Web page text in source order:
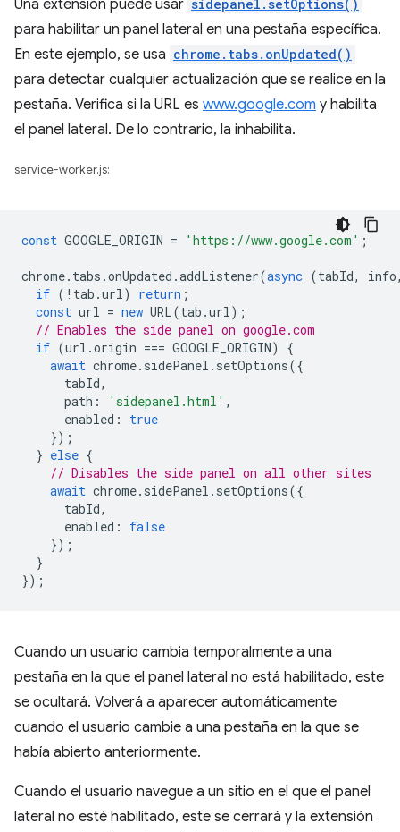
Una extensión puede usar sidepanel.setOptions()
para habilitar un panel lateral en una pestaña específica.
En este ejemplo, se usa chrome.tabs.onUpdated()
para detectar cualquier actualización que se realice en la
pestaña. Verifica si la URL es www.google.com y habilita
el panel lateral. De lo contrario, la inhabilita.
service-worker.js:
const GOOGLE_ORIGIN = 'https://www.google.com' ;
chrome. tabs .onUpdated .addListener(async (tabId, info
if ( ! tab .url) return ;
const url = new URL(tab .url);
// Enables the side panel on google.com
if (url .origin === GOOGLE_ORIGIN)
{
await chrome. sidePanel . setOptions({
tabId,
path : 'sidepanel.html' ,
enabled :
true
});
} else {
// Disables the side panel on all other sites
await chrome. sidePanel . setOptions({
tabId,
enabled :
false
});
}
});
Cuando un usuario cambia temporalmente a una
pestaña en la que el panel lateral no está habilitado, este
se ocultará. Volverá a aparecer automáticamente
cuando el usuario cambie a una pestaña en la que se
había abierto anteriormente.
Cuando el usuario navegue a un sitio en el que el panel
lateral no esté habilitado, este se cerrará y la extensión